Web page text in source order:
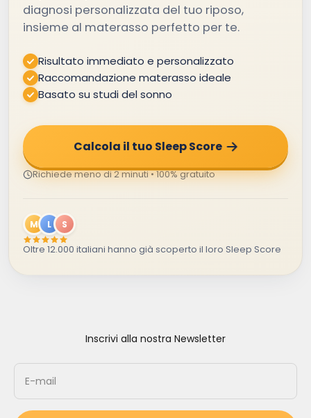
diagnosi personalizzata del tuo riposo,
insieme al materasso perfetto per te.
Risultato immediato e personalizzato
Raccomandazione materasso ideale
Basato su studi del sonno
Calcola il tuo Sleep Score
Richiede meno di 2 minuti • 100% gratuito
M L S
Oltre 12.000 italiani hanno già scoperto il loro Sleep Score
Inscrivi alla nostra Newsletter
E-mail